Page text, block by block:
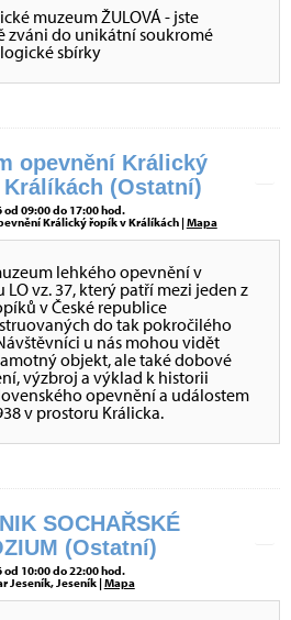
muzeum ŽULOVÁ - jste
zváni do unikátní soukromé
sbírky
opevnění Králický
(Ostatní)
od 09:00 do 17:00 hod.
Králický řopík v Králíkách |Mapa
lehkého opevnění v
LO vz. 37, který patří mezi jeden z
v České republice
do tak pokročilého
u nás mohou vidět
objekt, ale také dobové
výzbroj a výklad k historii
opevnění a událostem
v prostoru Králicka.
SOCHAŘSKÉ
(Ostatní)
od 10:00 do 22:00 hod.
Jeseník, Jeseník |Mapa